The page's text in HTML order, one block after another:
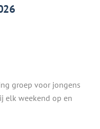
groep voor jongens
elk weekend op en